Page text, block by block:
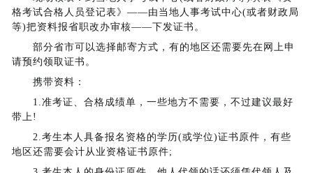
格考试合格人员登记表》——由当地人事考试中心(或者财政局
等)把资料报省职改办审核——下发证书。
部分省市可以选择邮寄方式，有的地区还需要先在网上申
请预约领取证书。
携带资料：
1.准考证、合格成绩单，一些地方不需要，不过建议最好
带上!
2.考生本人具备报名资格的学历(或学位)证书原件，有些
地区还需要会计从业资格证书原件;